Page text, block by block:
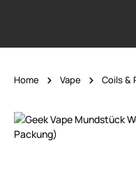
Home Vape Coils &
Bildergalerie überspringen